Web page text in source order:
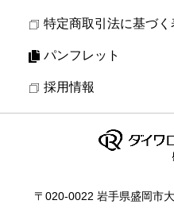
特定商取引法に基づく
パンフレット
採用情報
〒020-0022 岩手県盛岡市